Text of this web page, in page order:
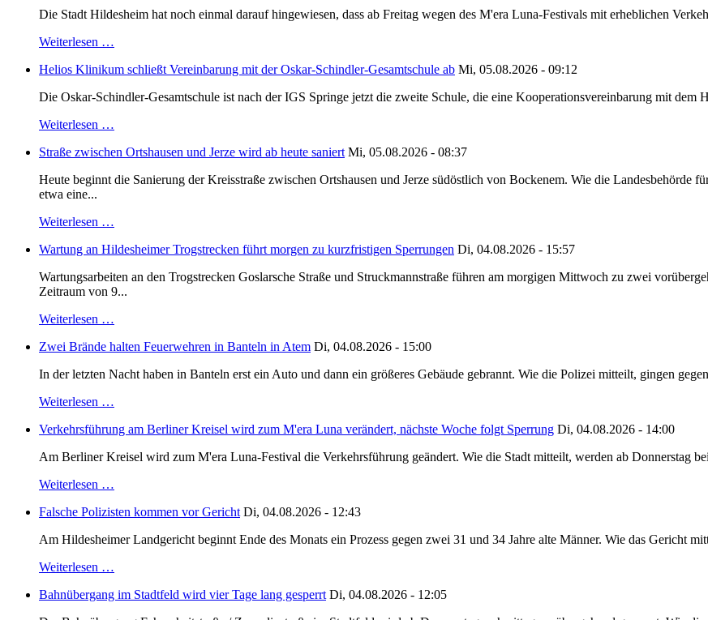
Die Stadt Hildesheim hat noch einmal darauf hingewiesen, dass ab Freitag wegen des M'era Luna-Festivals mit erheblichen
Weiterlesen …
Helios Klinikum schließt Vereinbarung mit der Oskar-Schindler-Gesamtschule ab Mi, 05.08.2026 - 09:12
Die Oskar-Schindler-Gesamtschule ist nach der IGS Springe jetzt die zweite Schule, die eine Kooperationsvereinbarung mit
Weiterlesen …
Straße zwischen Ortshausen und Jerze wird ab heute saniert Mi, 05.08.2026 - 08:37
Heute beginnt die Sanierung der Kreisstraße zwischen Ortshausen und Jerze südöstlich von Bockenem. Wie die Landesbehörde
etwa eine...
Weiterlesen …
Wartung an Hildesheimer Trogstrecken führt morgen zu kurzfristigen Sperrungen Di, 04.08.2026 - 15:57
Wartungsarbeiten an den Trogstrecken Goslarsche Straße und Struckmannstraße führen am morgigen Mittwoch zu zwei
Zeitraum von 9...
Weiterlesen …
Zwei Brände halten Feuerwehren in Banteln in Atem Di, 04.08.2026 - 15:00
In der letzten Nacht haben in Banteln erst ein Auto und dann ein größeres Gebäude gebrannt. Wie die Polizei mitteilt, gingen
Weiterlesen …
Verkehrsführung am Berliner Kreisel wird zum M'era Luna verändert, nächste Woche folgt Sperrung Di, 04.08.2026 - 14:00
Am Berliner Kreisel wird zum M'era Luna-Festival die Verkehrsführung geändert. Wie die Stadt mitteilt, werden ab Donnerstag
Weiterlesen …
Falsche Polizisten kommen vor Gericht Di, 04.08.2026 - 12:43
Am Hildesheimer Landgericht beginnt Ende des Monats ein Prozess gegen zwei 31 und 34 Jahre alte Männer. Wie das Gericht
Weiterlesen …
Bahnübergang im Stadtfeld wird vier Tage lang gesperrt Di, 04.08.2026 - 12:05